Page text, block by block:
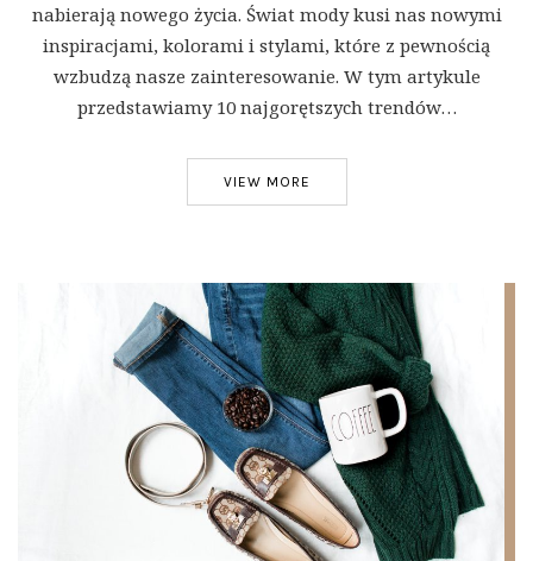
nabierają nowego życia. Świat mody kusi nas nowymi
inspiracjami, kolorami i stylami, które z pewnością
wzbudzą nasze zainteresowanie. W tym artykule
przedstawiamy 10 najgorętszych trendów…
VIEW MORE